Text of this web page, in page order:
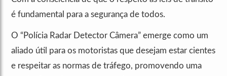
é fundamental para a segurança de todos.
O “Polícia Radar Detector Câmera” emerge como um
aliado útil para os motoristas que desejam estar cientes
e respeitar as normas de tráfego, promovendo uma